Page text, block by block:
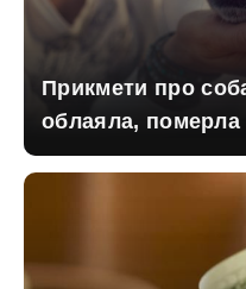
Прикмети про
облаяла, померла